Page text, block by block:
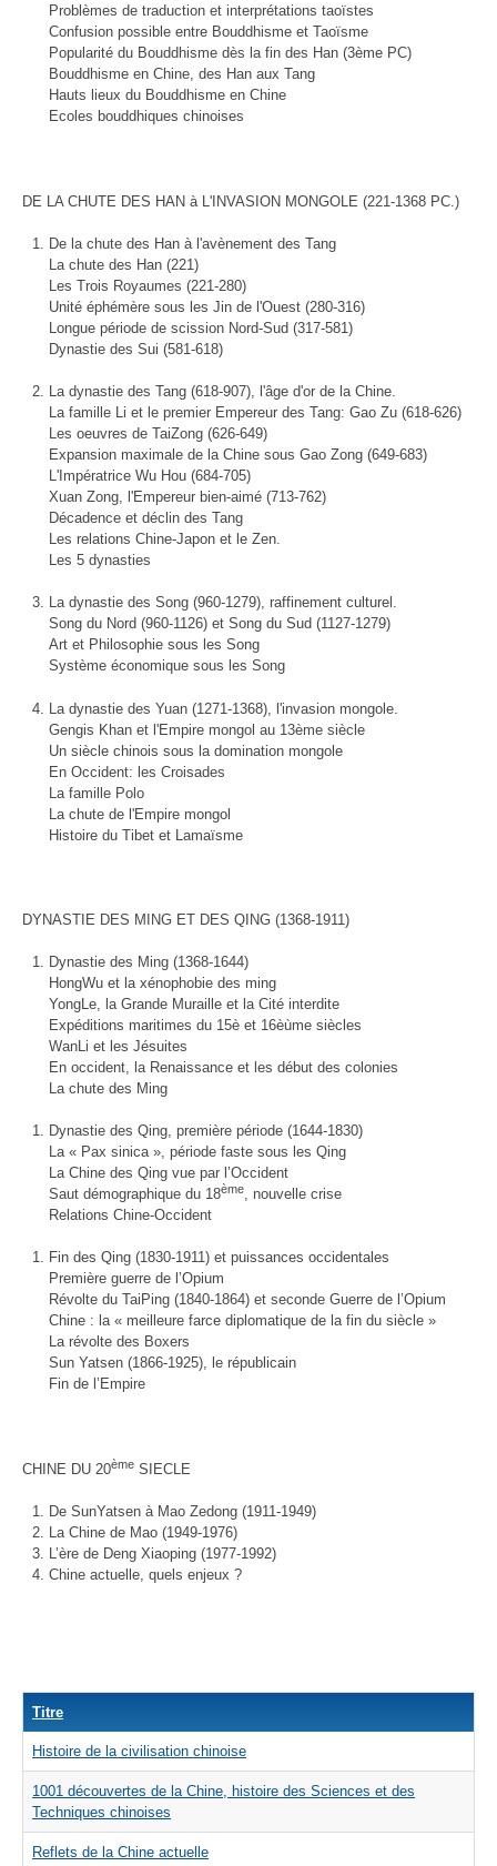
Problèmes de traduction et interprétations taoïstes
Confusion possible entre Bouddhisme et Taoïsme
Popularité du Bouddhisme dès la fin des Han (3ème PC)
Bouddhisme en Chine, des Han aux Tang
Hauts lieux du Bouddhisme en Chine
Ecoles bouddhiques chinoises
DE LA CHUTE DES HAN à L'INVASION MONGOLE (221-1368 PC.)
De la chute des Han à l'avènement des Tang
La chute des Han (221)
Les Trois Royaumes (221-280)
Unité éphémère sous les Jin de l'Ouest (280-316)
Longue période de scission Nord-Sud (317-581)
Dynastie des Sui (581-618)
La dynastie des Tang (618-907), l'âge d'or de la Chine.
La famille Li et le premier Empereur des Tang: Gao Zu (618-626)
Les oeuvres de TaiZong (626-649)
Expansion maximale de la Chine sous Gao Zong (649-683)
L'Impératrice Wu Hou (684-705)
Xuan Zong, l'Empereur bien-aimé (713-762)
Décadence et déclin des Tang
Les relations Chine-Japon et le Zen.
Les 5 dynasties
La dynastie des Song (960-1279), raffinement culturel.
Song du Nord (960-1126) et Song du Sud (1127-1279)
Art et Philosophie sous les Song
Système économique sous les Song
La dynastie des Yuan (1271-1368), l'invasion mongole.
Gengis Khan et l'Empire mongol au 13ème siècle
Un siècle chinois sous la domination mongole
En Occident: les Croisades
La famille Polo
La chute de l'Empire mongol
Histoire du Tibet et Lamaïsme
DYNASTIE DES MING ET DES QING (1368-1911)
Dynastie des Ming (1368-1644)
HongWu et la xénophobie des ming
YongLe, la Grande Muraille et la Cité interdite
Expéditions maritimes du 15è et 16èùme siècles
WanLi et les Jésuites
En occident, la Renaissance et les début des colonies
La chute des Ming
Dynastie des Qing, première période (1644-1830)
La « Pax sinica », période faste sous les Qing
La Chine des Qing vue par l’Occident
Saut démographique du 18ème, nouvelle crise
Relations Chine-Occident
Fin des Qing (1830-1911) et puissances occidentales
Première guerre de l’Opium
Révolte du TaiPing (1840-1864) et seconde Guerre de l’Opium
Chine : la « meilleure farce diplomatique de la fin du siècle »
La révolte des Boxers
Sun Yatsen (1866-1925), le républicain
Fin de l’Empire
CHINE DU 20ème SIECLE
De SunYatsen à Mao Zedong (1911-1949)
La Chine de Mao (1949-1976)
L’ère de Deng Xiaoping (1977-1992)
Chine actuelle, quels enjeux ?
Titre
Histoire de la civilisation chinoise
1001 découvertes de la Chine, histoire des Sciences et des
Techniques chinoises
Reflets de la Chine actuelle